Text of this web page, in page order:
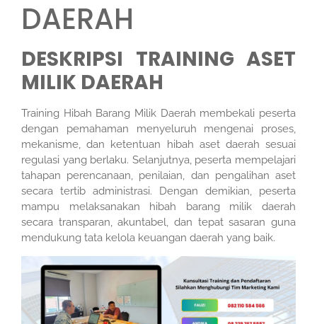
DAERAH
DESKRIPSI TRAINING ASET
MILIK DAERAH
Training Hibah Barang Milik Daerah membekali peserta
dengan pemahaman menyeluruh mengenai proses,
mekanisme, dan ketentuan hibah aset daerah sesuai
regulasi yang berlaku. Selanjutnya, peserta mempelajari
tahapan perencanaan, penilaian, dan pengalihan aset
secara tertib administrasi. Dengan demikian, peserta
mampu melaksanakan hibah barang milik daerah
secara transparan, akuntabel, dan tepat sasaran guna
mendukung tata kelola keuangan daerah yang baik.